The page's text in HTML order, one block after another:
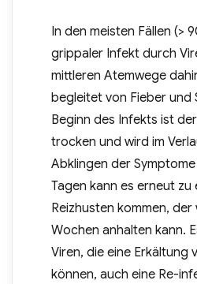
In den meisten Fällen (>
grippaler Infekt durch
mittleren Atemwege
begleitet von Fieber und
Beginn des Infekts ist
trocken und wird im
Abklingen der
Tagen kann es erneut
Reizhusten kommen,
Wochen anhalten kann.
Viren, die eine Erkältung
können, auch eine Re-